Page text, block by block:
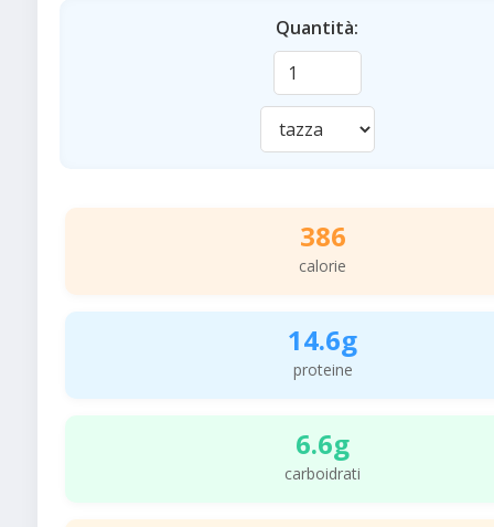
Quantità:
386
calorie
14.6g
proteine
6.6g
carboidrati